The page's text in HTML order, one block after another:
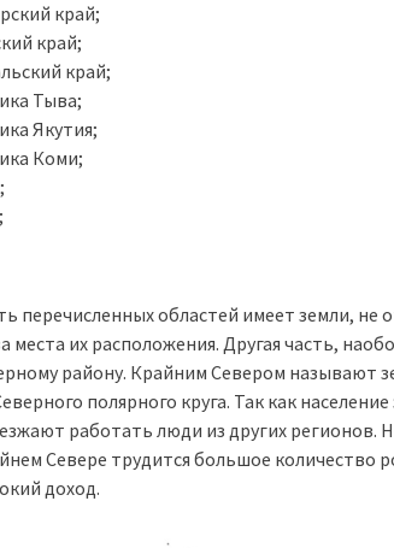
край;
край;
край;
Тыва;
Якутия;
Коми;
перечисленных областей имеет земли, не
места их расположения. Другая часть,
району. Крайним Севером называют
полярного круга. Так как
работать люди из других регионов.
Севере трудится большое количество
доход.